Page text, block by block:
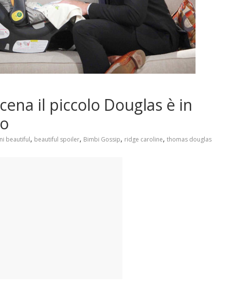
il piccolo Douglas è in
beautiful, beautiful spoiler, Bimbi Gossip, ridge caroline, thomas douglas